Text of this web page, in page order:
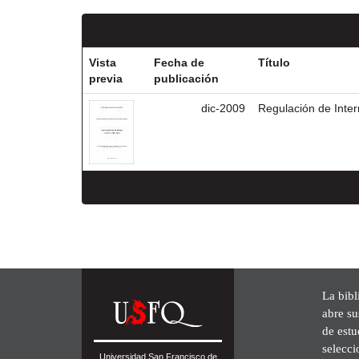
Vista
previa
Fecha de
publicación
Título
dic-2009 Regulación de
Universidad San Francisco de
La
abre
de